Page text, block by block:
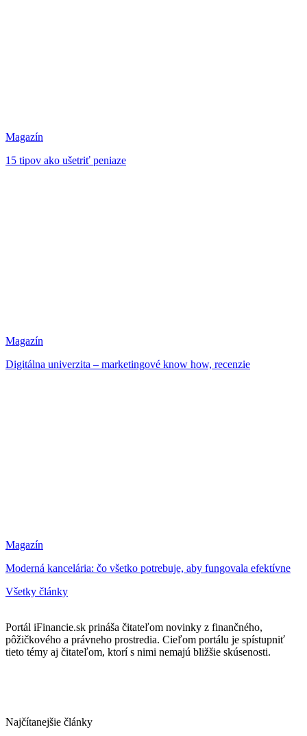
Magazín
15 tipov ako ušetriť peniaze
Magazín
Digitálna univerzita – marketingové know how, recenzie
Magazín
Moderná kancelária: čo všetko potrebuje, aby fungovala efektívne
Všetky články
Portál iFinancie.sk prináša čitateľom novinky z finančného,
pôžičkového a právneho prostredia. Cieľom portálu je spístupniť
tieto témy aj čitateľom, ktorí s nimi nemajú bližšie skúsenosti.
Najčítanejšie články